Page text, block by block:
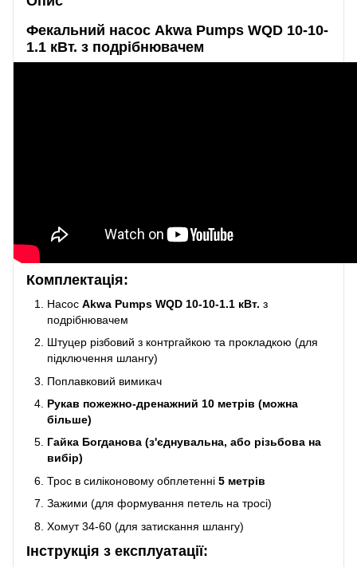
Фекальний насос Akwa Pumps WQD 10-10-
1.1 кВт. з подрібнювачем
Комплектація:
Насос Akwa Pumps WQD 10-10-1.1 кВт. з
подрібнювачем
Штуцер різбовий з контргайкою та прокладкою (для
підключення шлангу)
Поплавковий вимикач
Рукав пожежно-дренажний 10 метрів (можна
більше)
Гайка Богданова (з'єднувальна, або різьбова на
вибір)
Трос в силіконовому обплетенні 5 метрів
Зажими (для формування петель на тросі)
Хомут 34-60 (для затискання шлангу)
Інструкція з експлуатації: